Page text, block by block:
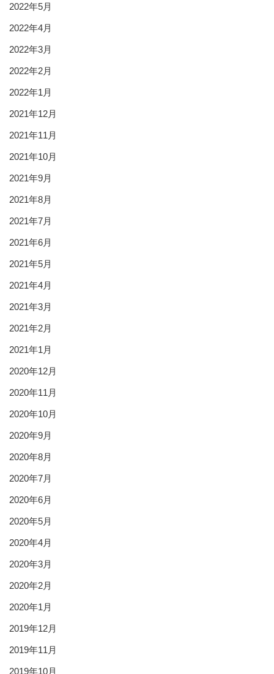
2022年5月
2022年4月
2022年3月
2022年2月
2022年1月
2021年12月
2021年11月
2021年10月
2021年9月
2021年8月
2021年7月
2021年6月
2021年5月
2021年4月
2021年3月
2021年2月
2021年1月
2020年12月
2020年11月
2020年10月
2020年9月
2020年8月
2020年7月
2020年6月
2020年5月
2020年4月
2020年3月
2020年2月
2020年1月
2019年12月
2019年11月
2019年10月